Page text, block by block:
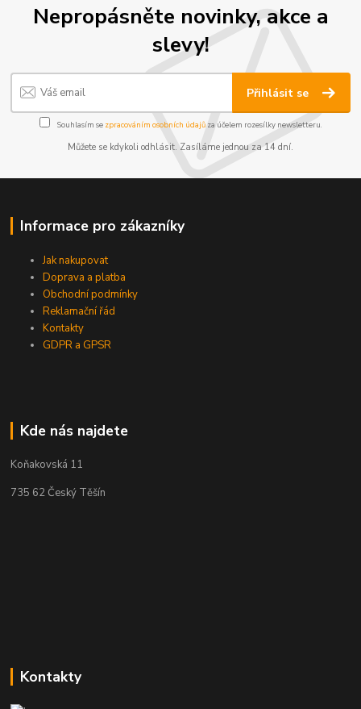
Nepropásněte novinky, akce a
slevy!
Přihlásit se
Souhlasím se zpracováním osobních údajůza účelem rozesílky newsletteru.
Můžete se kdykoli odhlásit. Zasíláme jednou za 14 dní.
Informace pro zákazníky
Jak nakupovat
Doprava a platba
Obchodní podmínky
Reklamační řád
Kontakty
GDPR a GPSR
Kde nás najdete
Koňakovská 11
735 62 Český Těšín
Kontakty